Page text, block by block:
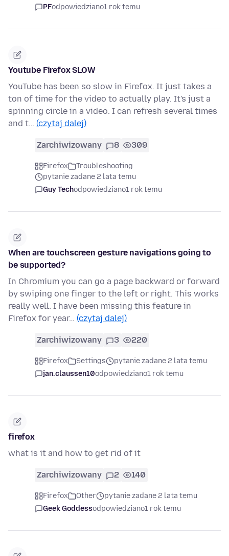
PFodpowiedziano1 rok temu
Youtube Firefox SLOW
YouTube has been so slow in Firefox. It just takes a
ton of time for the video to actually play. It's just a
spinning circle in a video. I can refresh several times
and t… (czytaj dalej)
Zarchiwizowany 8 309
Firefox
Troubleshooting
pytanie zadane 2 lata temu
Guy Techodpowiedziano1 rok temu
When are touchscreen gesture navigations going to
be supported?
In Chromium you can go a page backward or forward
by swiping one finger to the left or right. This works
really well. I have been missing this feature in
Firefox for year… (czytaj dalej)
Zarchiwizowany 3 220
Firefox Settings
pytanie zadane 2 lata temu
jan.claussen10odpowiedziano1 rok temu
firefox
what is it and how to get rid of it
Zarchiwizowany 2 140
Firefox Other
pytanie zadane 2 lata temu
Geek Goddessodpowiedziano1 rok temu